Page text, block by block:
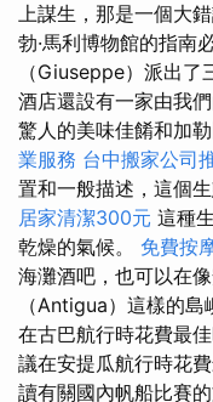
上謀生，那是一個大
勃·馬利博物館的指南
（Giuseppe）派出了
酒店還設有一家由我
驚人的美味佳餚和加
業服務 台中搬家公司
置和一般描述，這個
居家清潔300元 這種
乾燥的氣候。 免費按
海灘酒吧，也可以在
（Antigua）這樣的
在古巴航行時花費最佳
議在安提瓜航行時花
讀有關國內帆船比賽